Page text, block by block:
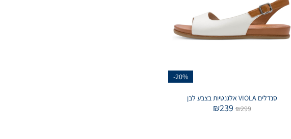
-20%
סנדלים VIOLA אלגנטיות בצבע לבן
₪299
₪239